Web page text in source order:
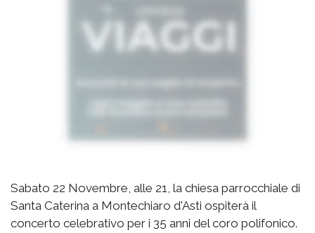
Sabato 22 Novembre, alle 21, la chiesa parrocchiale di
Santa Caterina a Montechiaro d'Asti ospiterà il
concerto celebrativo per i 35 anni del coro polifonico.